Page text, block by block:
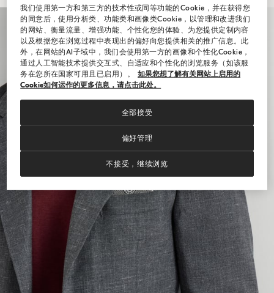
我们使用第一方和第三方的技术性或同等功能的Cookie，并在获得您
的同意后，使用分析类、功能类和画像类Cookie，以管理和改进我们
的网站、衡量流量、增强功能、个性化您的体验、为您提供定制内容
以及根据您在浏览过程中表现出的偏好向您提供相关的推广信息。此
外，在网站的AI子域中，我们会使用第一方的画像和个性化Cookie，
通过人工智能技术提供交互式、自适应和个性化的浏览服务（如该服
务在您所在国家可用且已启用）。
如果您想了解有关网站上启用的
Cookie如何运作的更多信息，请点击此处。
偏好管理
不接受，继续浏览
全部接受